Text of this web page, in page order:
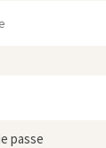
passe